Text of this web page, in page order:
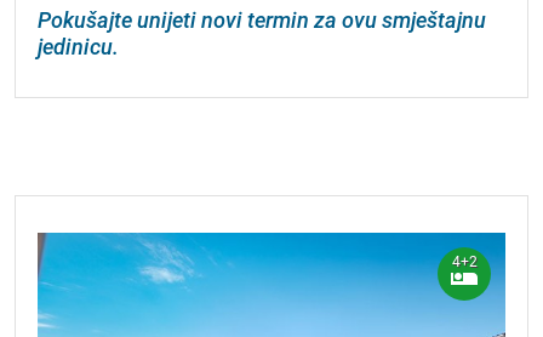
Pokušajte unijeti novi termin za ovu smještajnu
jedinicu.
4+2